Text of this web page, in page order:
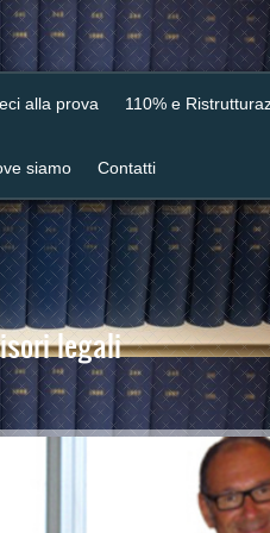
alla prova 110% e
siamo Contatti
legali